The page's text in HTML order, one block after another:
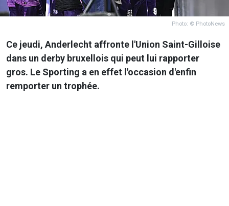
Photo: © PhotoNews
Ce jeudi, Anderlecht affronte l'Union Saint-Gilloise
dans un derby bruxellois qui peut lui rapporter
gros. Le Sporting a en effet l'occasion d'enfin
remporter un trophée.